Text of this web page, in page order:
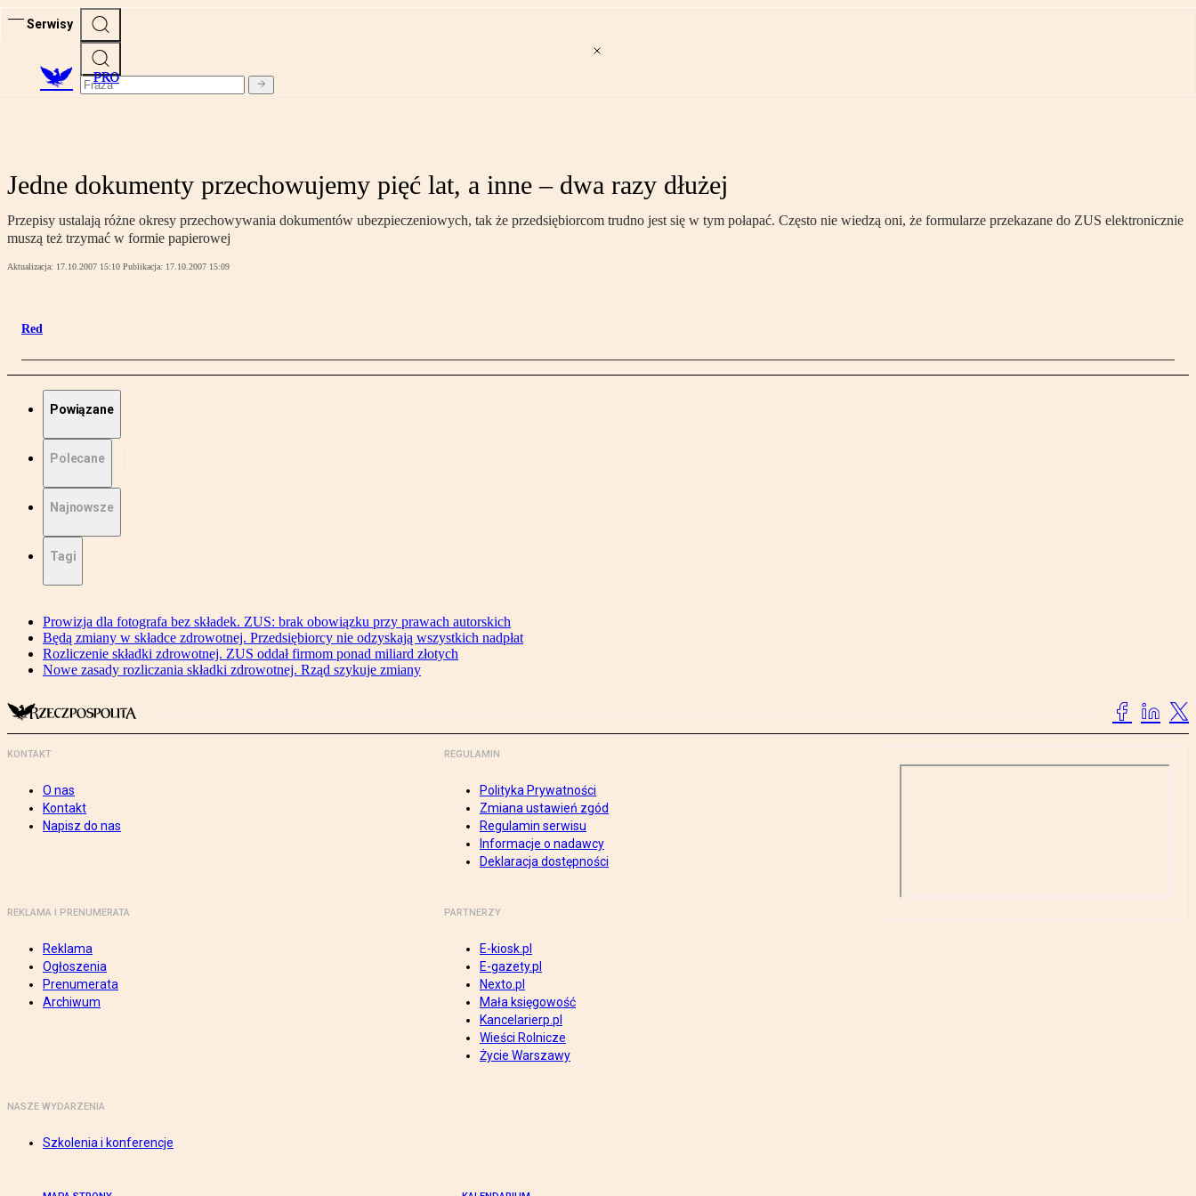
Serwisy
PRO
Jedne dokumenty przechowujemy pięć lat, a inne – dwa razy dłużej
Przepisy ustalają różne okresy przechowywania dokumentów ubezpieczeniowych, tak że przedsiębiorcom trudno jest się w tym połapać. Często nie wiedzą oni, że formularze przekazane do ZUS elektronicznie
muszą też trzymać w formie papierowej
Aktualizacja: 17.10.2007 15:10 Publikacja: 17.10.2007 15:09
Red
Powiązane
Polecane
Najnowsze
Tagi
Prowizja dla fotografa bez składek. ZUS: brak obowiązku przy prawach autorskich
Będą zmiany w składce zdrowotnej. Przedsiębiorcy nie odzyskają wszystkich nadpłat
Rozliczenie składki zdrowotnej. ZUS oddał firmom ponad miliard złotych
Nowe zasady rozliczania składki zdrowotnej. Rząd szykuje zmiany
KONTAKT
O nas
Kontakt
Napisz do nas
REGULAMIN
Polityka Prywatności
Zmiana ustawień zgód
Regulamin serwisu
Informacje o nadawcy
Deklaracja dostępności
REKLAMA I PRENUMERATA
Reklama
Ogłoszenia
Prenumerata
Archiwum
PARTNERZY
E-kiosk.pl
E-gazety.pl
Nexto.pl
Mała księgowość
Kancelarierp.pl
Wieści Rolnicze
Życie Warszawy
NASZE WYDARZENIA
Szkolenia i konferencje